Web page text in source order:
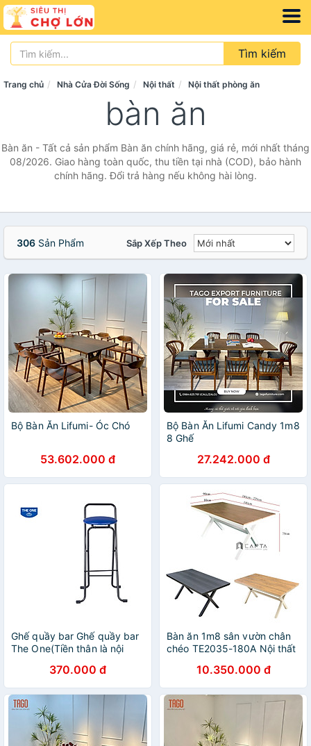
Tìm kiếm
Trang chủ Nhà Cửa Đời Sống Nội thất Nội thất phòng ăn
bàn ăn
Bàn ăn - Tất cả sản phẩm Bàn ăn chính hãng, giá rẻ, mới nhất tháng
08/2026. Giao hàng toàn quốc, thu tiền tại nhà (COD), bảo hành
chính hãng. Đổi trả hàng nếu không hài lòng.
306 Sản Phẩm Sắp Xếp Theo
Bộ Bàn Ăn Lifumi- Óc Chó
53.602.000 đ
Bộ Bàn Ăn Lifumi Candy 1m8
8 Ghế
27.242.000 đ
Ghế quầy bar Ghế quầy bar
The One(Tiền thân là nội
quầy lễ tân370.000 đ
Bàn ăn 1m8 sân vườn chân
chéo TE2035-180A Nội thất
thượng ngoài trời mặt gỗ
nhựa chân nhôm sơn tĩnh
điện
10.350.000 đ